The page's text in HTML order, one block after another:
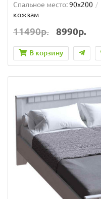
Спальное место:90x200
кожзам
11490р. 8990р.
В корзину